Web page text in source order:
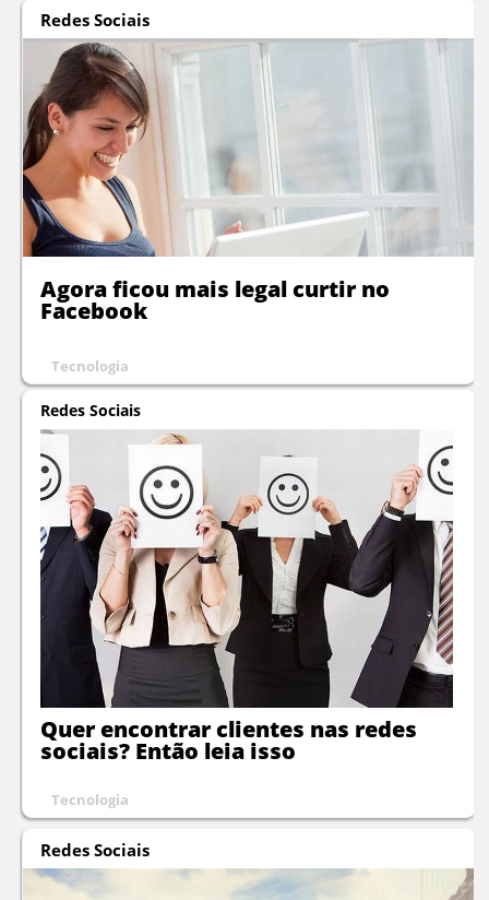
Redes Sociais
Agora ficou mais legal curtir no
Facebook
Tecnologia
Redes Sociais
Quer encontrar clientes nas redes
sociais? Então leia isso
Tecnologia
Redes Sociais